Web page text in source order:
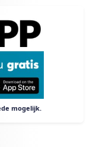
mogelijk.